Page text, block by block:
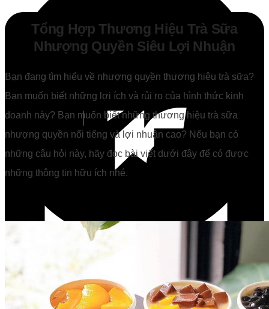
Tổng Hợp Thương Hiệu Trà Sữa
Nhượng Quyền Siêu Lợi Nhuận
Bạn đang tìm hiểu về nhượng quyền thương hiệu trà sữa?
Bạn muốn biết những lợi ích và rủi ro của hình thức kinh
doanh này? Bạn muốn biết những thương hiệu trà sữa
nhượng quyền nổi tiếng và lợi nhuận cao? Nếu bạn có
những câu hỏi này, hãy đọc bài viết dưới đây để có được
những thông tin hữu ích nhé.